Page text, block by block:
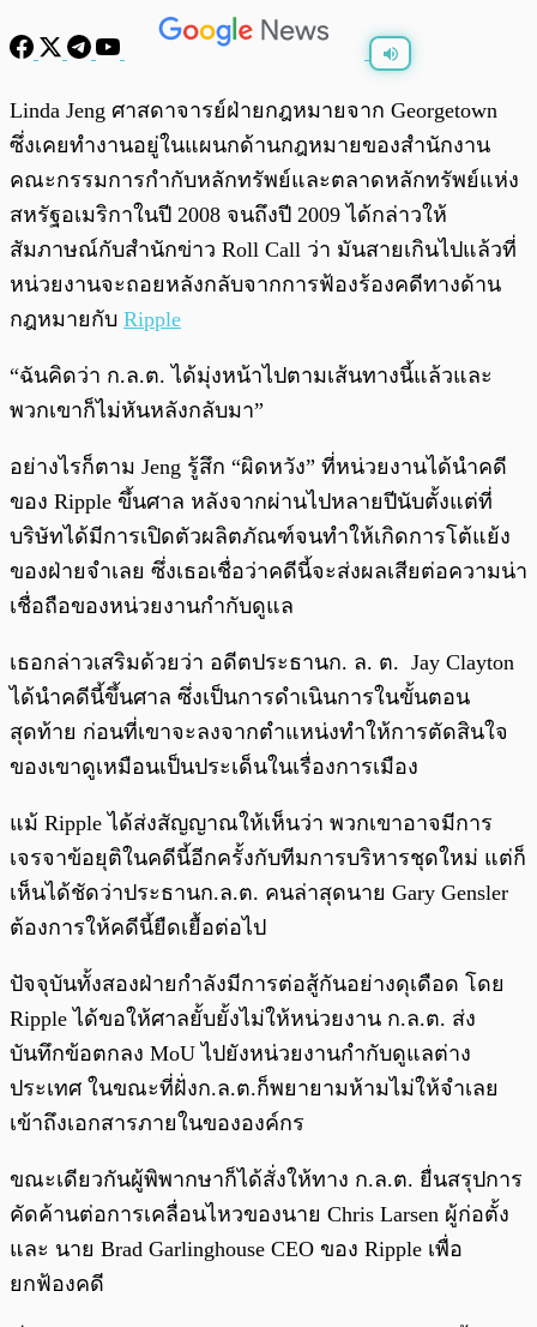
Linda Jeng ศาสดาจารย์ฝ่ายกฎหมายจาก Georgetown
ซึ่งเคยทำงานอยู่ในแผนกด้านกฎหมายของสำนักงาน
คณะกรรมการกำกับหลักทรัพย์และตลาดหลักทรัพย์แห่ง
สหรัฐอเมริกาในปี 2008 จนถึงปี 2009 ได้กล่าวให้
สัมภาษณ์กับสำนักข่าว Roll Call ว่า มันสายเกินไปแล้วที่
หน่วยงานจะถอยหลังกลับจากการฟ้องร้องคดีทางด้าน
กฎหมายกับ Ripple
“ฉันคิดว่า ก.ล.ต. ได้มุ่งหน้าไปตามเส้นทางนี้แล้วและ
พวกเขาก็ไม่หันหลังกลับมา”
อย่างไรก็ตาม Jeng รู้สึก “ผิดหวัง” ที่หน่วยงานได้นำคดี
ของ Ripple ขึ้นศาล หลังจากผ่านไปหลายปีนับตั้งแต่ที่
บริษัทได้มีการเปิดตัวผลิตภัณฑ์จนทำให้เกิดการโต้แย้ง
ของฝ่ายจำเลย ซึ่งเธอเชื่อว่าคดีนี้จะส่งผลเสียต่อความน่า
เชื่อถือของหน่วยงานกำกับดูแล
เธอกล่าวเสริมด้วยว่า อดีตประธานก. ล. ต. Jay Clayton
ได้นำคดีนี้ขึ้นศาล ซึ่งเป็นการดำเนินการในขั้นตอน
สุดท้าย ก่อนที่เขาจะลงจากตำแหน่งทำให้การตัดสินใจ
ของเขาดูเหมือนเป็นประเด็นในเรื่องการเมือง
แม้ Ripple ได้ส่งสัญญาณให้เห็นว่า พวกเขาอาจมีการ
เจรจาข้อยุติในคดีนี้อีกครั้งกับทีมการบริหารชุดใหม่ แต่ก็
เห็นได้ชัดว่าประธานก.ล.ต. คนล่าสุดนาย Gary Gensler
ต้องการให้คดีนี้ยืดเยื้อต่อไป
ปัจจุบันทั้งสองฝ่ายกำลังมีการต่อสู้กันอย่างดุเดือด โดย
Ripple ได้ขอให้ศาลยั้บยั้งไม่ให้หน่วยงาน ก.ล.ต. ส่ง
บันทึกข้อตกลง MoU ไปยังหน่วยงานกำกับดูแลต่าง
ประเทศ ในขณะที่ฝั่งก.ล.ต.ก็พยายามห้ามไม่ให้จำเลย
เข้าถึงเอกสารภายในขององค์กร
ขณะเดียวกันผู้พิพากษาก็ได้สั่งให้ทาง ก.ล.ต. ยื่นสรุปการ
คัดค้านต่อการเคลื่อนไหวของนาย Chris Larsen ผู้ก่อตั้ง
และ นาย Brad Garlinghouse CEO ของ Ripple เพื่อ
ยกฟ้องคดี